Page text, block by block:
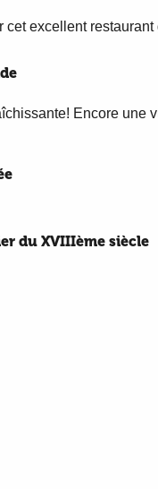
cet excellent restaurant
Encore une
du XVIIIème siècle